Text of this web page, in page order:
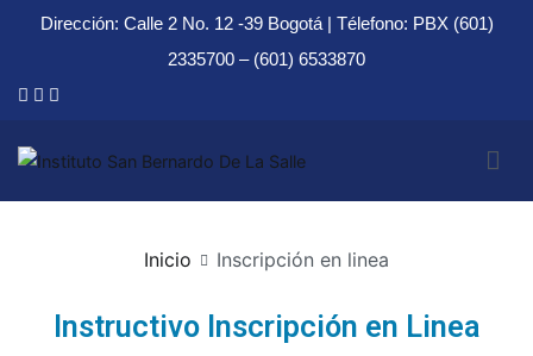
Dirección: Calle 2 No. 12 -39 Bogotá | Télefono: PBX (601)
2335700 – (601) 6533870
Inicio Inscripción en linea
Instructivo Inscripción en Linea